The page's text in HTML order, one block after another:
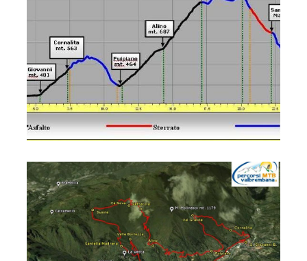
San Pellegrino… In Sella!